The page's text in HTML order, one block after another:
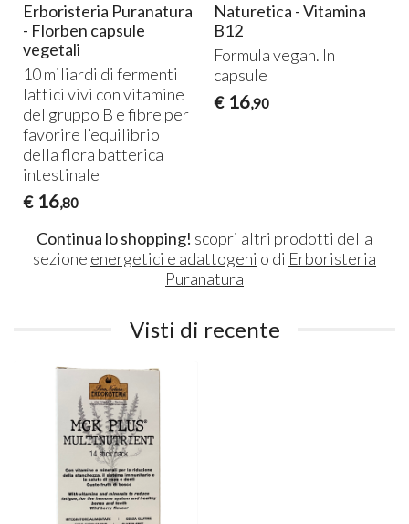
Erboristeria Puranatura
- Florben capsule
vegetali
10 miliardi di fermenti
lattici vivi con vitamine
del gruppo B e fibre per
favorire l’equilibrio
della flora batterica
intestinale
€ 16,80
Naturetica - Vitamina
B12
Formula vegan. In
capsule
€ 16,90
Continua lo shopping! scopri altri prodotti della
sezione energetici e adattogeni o di Erboristeria
Puranatura
Visti di recente